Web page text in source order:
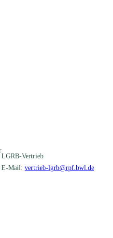
LGRB-Vertrieb
E-Mail: vertrieb-lgrb@rpf.bwl.de